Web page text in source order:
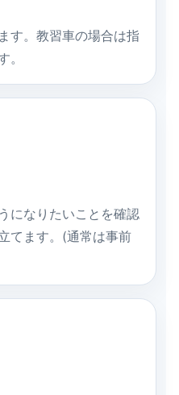
す。教習車の場合は指
。
になりたいことを確認
てます。(通常は事前